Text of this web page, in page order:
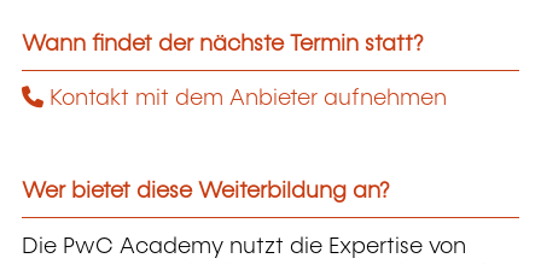
Wann findet der nächste Termin statt?
Kontakt mit dem Anbieter aufnehmen
Wer bietet diese Weiterbildung an?
Die PwC Academy nutzt die Expertise von